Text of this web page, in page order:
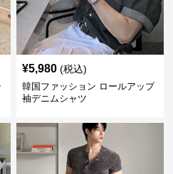
¥5,980 (税込)
韓国ファッション ロールアップ
袖デニムシャツ